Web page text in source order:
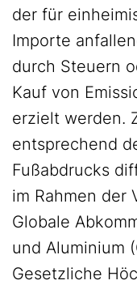
der für
Importe
durch Steuern
Kauf von
erzielt werden.
entsprechend
Fußabdrucks
im Rahmen der
Globale
und Aluminium
Gesetzliche